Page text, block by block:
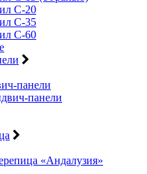
С-20
С-35
С-60
панели
панели
«Андалузия»